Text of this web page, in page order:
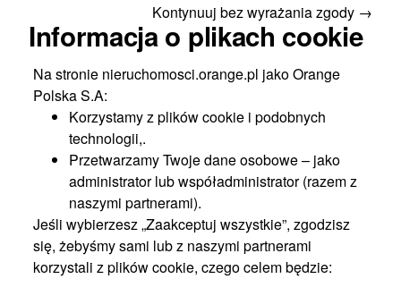
Założenia sprzedaży
Warunkiem sprzedaży jest ustanowienie bezterminowo
ograniczonych praw rzeczowych dostępu do infrastruktury
telekomunikacyjnej pozostającej w obrębie nieruchomości:
1) w budynku na zasadzie użytkowania – 329,48 m
dodatkowo na elewacji 76,50 m2i dachu 2 m2 również na
zasadzie użytkowania,
2) w gruncie na zasadzie: - służebności przesyłu dla
infrastruktury teletechnicznej – 143,78 m2,
3) na gruncie 25,20 m 2na zasadzie użytkowania.
Kontynuuj bez wyrażania zgody →
Informacja o plikach cookie
Na stronie nieruchomosci.orange.pl jako Orange
Polska S.A:
Korzystamy z plików cookie i podobnych
technologii,.
Przetwarzamy Twoje dane osobowe – jako
administrator lub współadministrator (razem z
naszymi partnerami).
Jeśli wybierzesz „Zaakceptuj wszystkie”, zgodzisz
się, żebyśmy sami lub z naszymi partnerami
korzystali z plików cookie, czego celem będzie: